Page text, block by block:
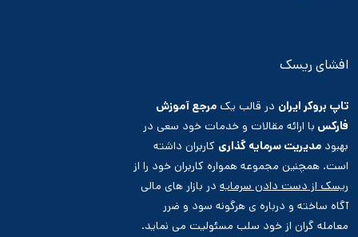
افشای ریسک
تاپ بروکر ایران در قالب یک مرجع آموزش
فارکس با ارائه مقالات و خدمات خود سعی در
بهبود مدیریت سرمایه گذاری کاربران داشته
است. همچنین مجموعه همواره کاربران خود را از
ریسک از دست دادن سرمایه در بازار های مالی
آگاه ساخته و درباره ی هرگونه سود و ضرر
معامله گران از خود سلب مسئولیت می نماید.